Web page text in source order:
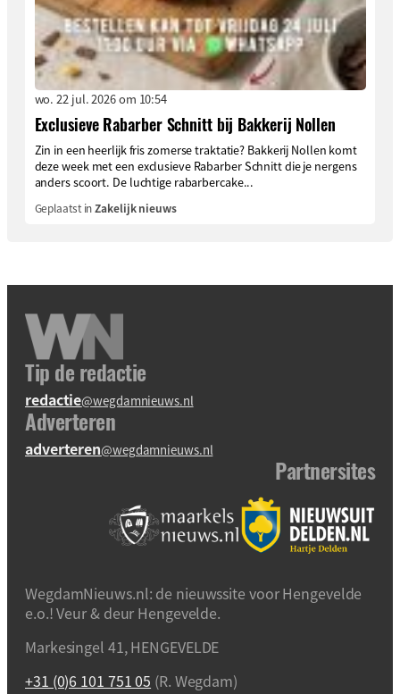
wo. 22 jul. 2026 om 10:54
Exclusieve Rabarber Schnitt bij Bakkerij Nollen
Zin in een heerlijk fris zomerse traktatie? Bakkerij Nollen komt
deze week met een exclusieve Rabarber Schnitt die je nergens
anders scoort. De luchtige rabarbercake...
Geplaatst inZakelijk nieuws
Tip de redactie
redactie@wegdamnieuws.nl
Adverteren
adverteren@wegdamnieuws.nl
Partnersites
WegdamNieuws.nl: de nieuwssite voor Hengevelde
e.o.! Veur & deur Hengevelde.
Markesingel 41, HENGEVELDE
+31 (0)6 101 751 05 (R. Wegdam)